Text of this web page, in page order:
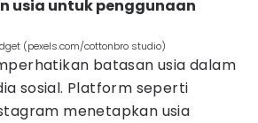
usia untuk penggunaan
(pexels.com/cottonbro studio)
batasan usia dalam
sosial. Platform seperti
menetapkan usia